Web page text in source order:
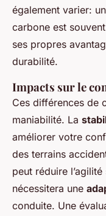
également varier:
carbone est
ses propres
durabilité.
Impacts sur le
Ces différences de
maniabilité. La
améliorer votre
des terrains
peut réduire l’agilité
nécessitera une
conduite. Une